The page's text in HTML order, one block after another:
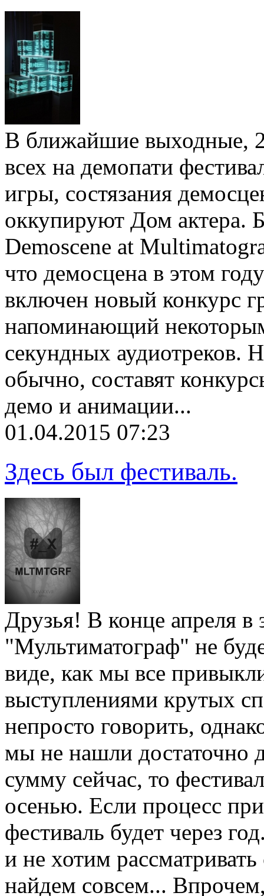
В ближайшие выходные,
всех на демопати
игры, состязания
оккупируют Дом актера.
Demoscene at
что демосцена в этом
включен новый конкурс
напоминающий
секундных аудиотреков.
обычно, составят
демо и анимации...
01.04.2015 07:23
Здесь был фестиваль.
Друзья! В конце апреля в
"Мультиматограф" не
виде, как мы все
выступлениями крутых
непросто говорить,
мы не нашли достаточно
сумму сейчас, то
осенью. Если процесс
фестиваль будет через
и не хотим
найдем совсем...